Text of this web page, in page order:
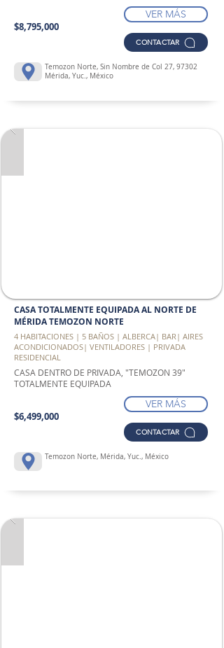
$8,795,000
VER MÁS
CONTACTAR
Temozon Norte, Sin Nombre de Col 27, 97302
Mérida, Yuc., México
CASA TOTALMENTE EQUIPADA AL NORTE DE
MÉRIDA TEMOZON NORTE
4 HABITACIONES | 5 BAÑOS | ALBERCA| BAR| AIRES
ACONDICIONADOS| VENTILADORES | PRIVADA
RESIDENCIAL
CASA DENTRO DE PRIVADA, "TEMOZON 39"
TOTALMENTE EQUIPADA
$6,499,000
VER MÁS
CONTACTAR
Temozon Norte, Mérida, Yuc., México